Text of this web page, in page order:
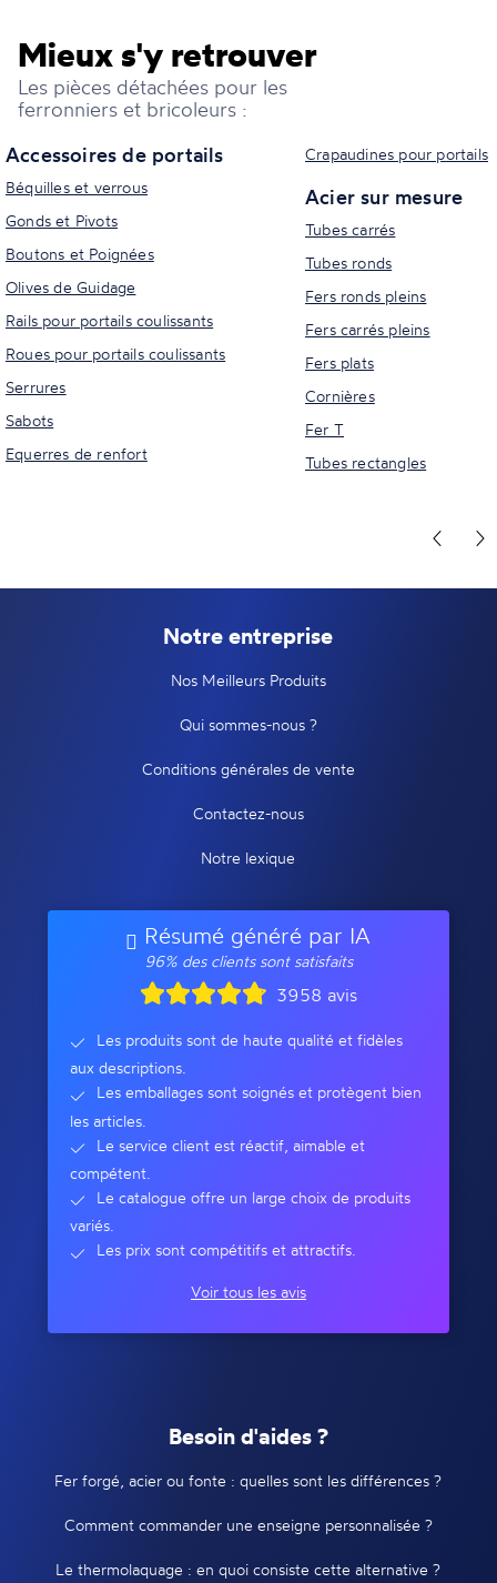
Mieux s'y retrouver
Les pièces détachées pour les
ferronniers et bricoleurs :
Accessoires de portails
Béquilles et verrous
Gonds et Pivots
Boutons et Poignées
Olives de Guidage
Rails pour portails coulissants
Roues pour portails coulissants
Serrures
Sabots
Equerres de renfort
Crapaudines pour portails
Acier sur mesure
Tubes carrés
Tubes ronds
Fers ronds pleins
Fers carrés pleins
Fers plats
Cornières
Fer T
Tubes rectangles
Notre entreprise
Nos Meilleurs Produits
Qui sommes-nous ?
Conditions générales de vente
Contactez-nous
Notre lexique
Résumé généré par IA
96% des clients sont satisfaits
3958 avis
Les produits sont de haute qualité et fidèles
aux descriptions.
Les emballages sont soignés et protègent bien
les articles.
Le service client est réactif, aimable et
compétent.
Le catalogue offre un large choix de produits
variés.
Les prix sont compétitifs et attractifs.
Voir tous les avis
Besoin d'aides ?
Fer forgé, acier ou fonte : quelles sont les différences ?
Comment commander une enseigne personnalisée ?
Le thermolaquage : en quoi consiste cette alternative ?